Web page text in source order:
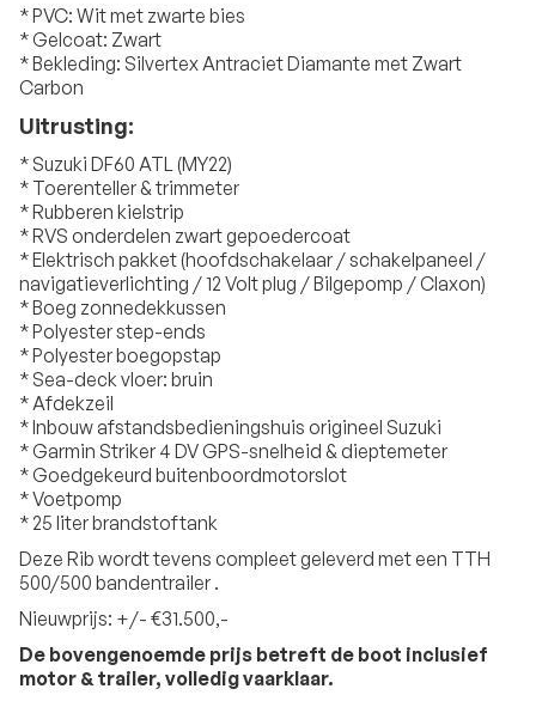
* PVC: Wit met zwarte bies
* Gelcoat: Zwart
* Bekleding: Silvertex Antraciet Diamante met Zwart
Carbon
Uitrusting:
* Suzuki DF60 ATL (MY22)
* Toerenteller & trimmeter
* Rubberen kielstrip
* RVS onderdelen zwart gepoedercoat
* Elektrisch pakket (hoofdschakelaar / schakelpaneel /
navigatieverlichting / 12 Volt plug / Bilgepomp / Claxon)
* Boeg zonnedekkussen
* Polyester step-ends
* Polyester boegopstap
* Sea-deck vloer: bruin
* Afdekzeil
* Inbouw afstandsbedieningshuis origineel Suzuki
* Garmin Striker 4 DV GPS-snelheid & dieptemeter
* Goedgekeurd buitenboordmotorslot
* Voetpomp
* 25 liter brandstoftank
Deze Rib wordt tevens compleet geleverd met een TTH
500/500 bandentrailer .
Nieuwprijs: +/- €31.500,-
De bovengenoemde prijs betreft de boot inclusief
motor & trailer, volledig vaarklaar.